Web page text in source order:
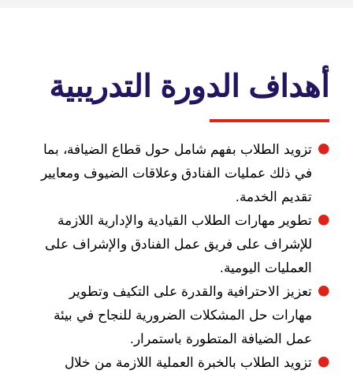
الدورة التدريبية
الطلاب بفهم شامل حول قطاع الضيافة، بما
عمليات الفنادق وعلاقات الضيوف ومعايير
الخدمة.
مهارات الطلاب القيادية والإدارية اللازمة
على فريق عمل الفنادق والإشراف على
اليومية.
الاحترافية والقدرة على التكيف وتطوير
حل المشكلات الضرورية للنجاح في بيئة
الضيافة المتطورة باستمرار.
الطلاب بالخبرة العملية اللازمة من خلال